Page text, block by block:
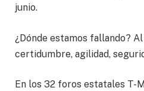
junio.
¿Dónde estamos fallando?
certidumbre, agilidad,
En los 32 foros estatales T-